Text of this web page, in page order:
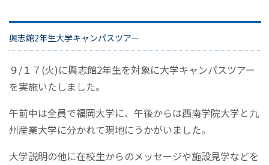
興志館2年生大学キャンパスツアー
９/１７(火)に興志館2年生を対象に大学キャンパスツアー
を実施いたしました。
午前中は全員で福岡大学に、午後からは西南学院大学と九
州産業大学に分かれて現地にうかがいました。
大学説明の他に在校生からのメッセージや施設見学などを